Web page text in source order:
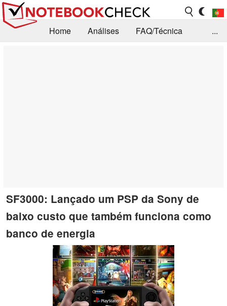
Home Análises
FAQ/Técnica
...
SF3000: Lançado um PSP da Sony de
baixo custo que também funciona como
banco de energia